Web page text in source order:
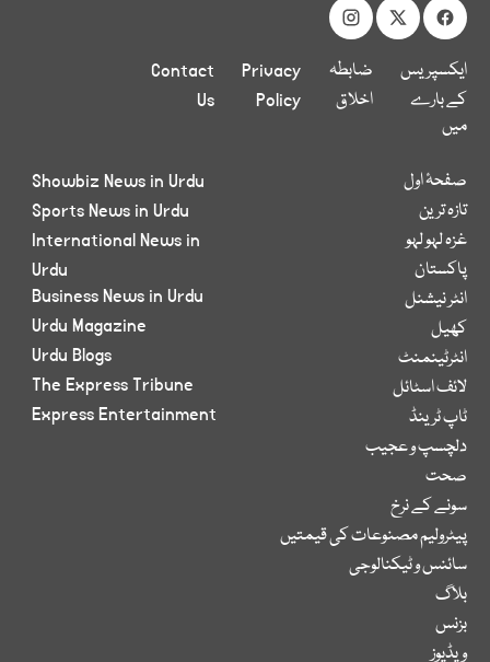
ایکسپریس
کے بارے
میں
ضابطہ
اخلاق
Privacy
Policy
Contact
Us
صفحۂ اول
تازہ ترین
غزہ لہو لہو
پاکستان
انٹر نیشنل
کھیل
انٹرٹینمنٹ
لائف اسٹائل
ٹاپ ٹرینڈ
دلچسپ و عجیب
صحت
سونے کے نرخ
پیٹرولیم مصنوعات کی قیمتیں
سائنس و ٹیکنالوجی
بلاگ
بزنس
ویڈیوز
Showbiz News in Urdu
Sports News in Urdu
International News in
Urdu
Business News in Urdu
Urdu Magazine
Urdu Blogs
The Express Tribune
Express Entertainment